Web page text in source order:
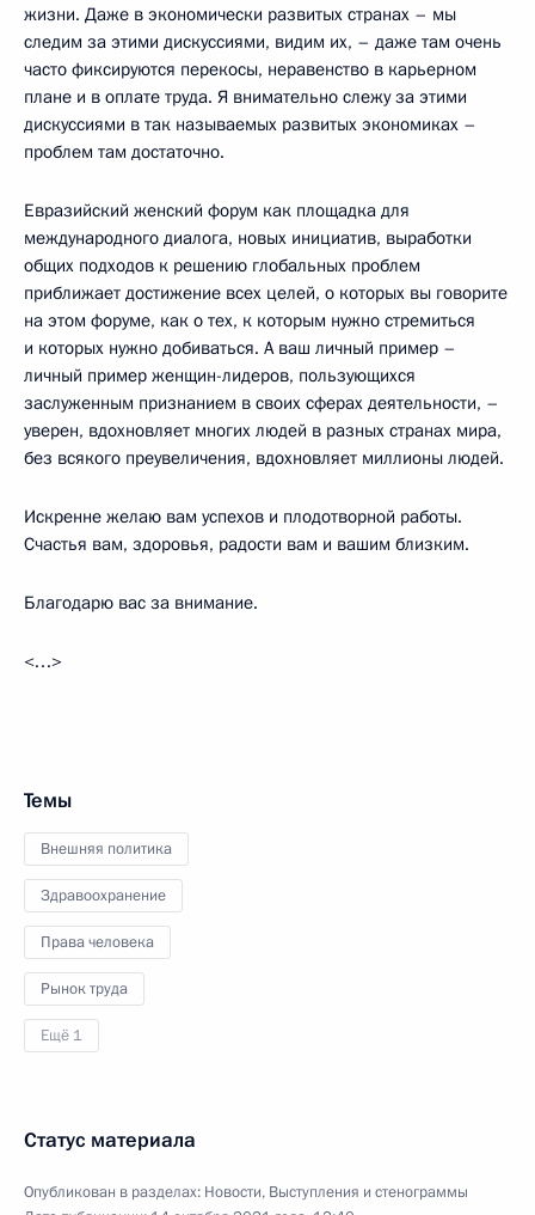
жизни. Даже в экономически развитых странах – мы
следим за этими дискуссиями, видим их, – даже там очень
часто фиксируются перекосы, неравенство в карьерном
плане и в оплате труда. Я внимательно слежу за этими
дискуссиями в так называемых развитых экономиках –
проблем там достаточно.
Евразийский женский форум как площадка для
международного диалога, новых инициатив, выработки
общих подходов к решению глобальных проблем
приближает достижение всех целей, о которых вы говорите
на этом форуме, как о тех, к которым нужно стремиться
и которых нужно добиваться. А ваш личный пример –
личный пример женщин-лидеров, пользующихся
заслуженным признанием в своих сферах деятельности, –
уверен, вдохновляет многих людей в разных странах мира,
без всякого преувеличения, вдохновляет миллионы людей.
Искренне желаю вам успехов и плодотворной работы.
Счастья вам, здоровья, радости вам и вашим близким.
Благодарю вас за внимание.
<…>
Темы
Внешняя политика
Здравоохранение
Права человека
Рынок труда
Ещё 1
Статус материала
Опубликован в разделах: Новости, Выступления и стенограммы